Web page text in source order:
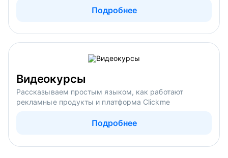
Подробнее
Видеокурсы
Рассказываем простым языком, как работают
рекламные продукты и платформа Clickme
Подробнее